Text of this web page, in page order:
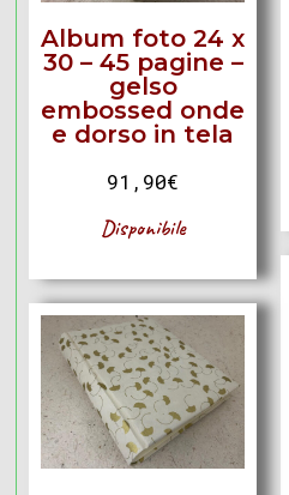
Album foto 24 x
30 – 45 pagine –
gelso
embossed onde
e dorso in tela
91,90€
Disponibile